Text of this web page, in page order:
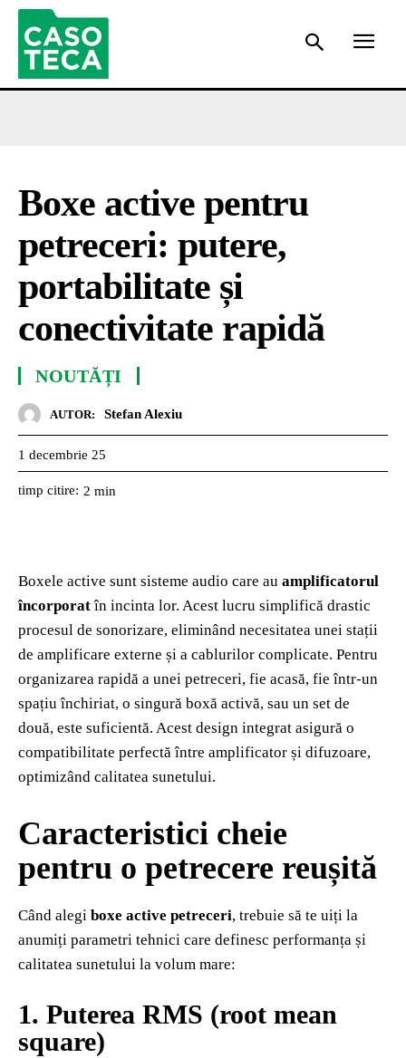
Boxe active pentru
petreceri: putere,
portabilitate și
conectivitate rapidă
NOUTĂȚI
AUTOR: Stefan Alexiu
1 decembrie 25
timp citire: 2 min
Boxele active sunt sisteme audio care au amplificatorul
încorporatîn incinta lor. Acest lucru simplifică drastic
procesul de sonorizare, eliminând necesitatea unei stații
de amplificare externe și a cablurilor complicate. Pentru
organizarea rapidă a unei petreceri, fie acasă, fie într-un
spațiu închiriat, o singură boxă activă, sau un set de
două, este suficientă. Acest design integrat asigură o
compatibilitate perfectă între amplificator și difuzoare,
optimizând calitatea sunetului.
Caracteristici cheie
pentru o petrecere reușită
Când alegi boxe active petreceri, trebuie să te uiți la
anumiți parametri tehnici care definesc performanța și
calitatea sunetului la volum mare:
1. Puterea RMS (root mean
square)